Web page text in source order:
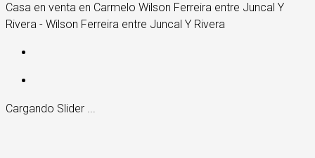
Casa en venta en Carmelo Wilson Ferreira entre Juncal Y
Rivera - Wilson Ferreira entre Juncal Y Rivera
Cargando Slider ...